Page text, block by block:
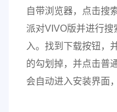
自带浏览器，点击搜
派对VIVO版并进行搜
入。找到下载按钮，
的勾划掉，并点击普
会自动进入安装界面